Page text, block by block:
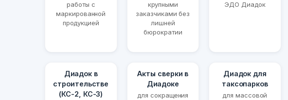
работы с
маркированной
продукцией
крупными
заказчиками без
лишней
бюрократии
ЭДО Диадок
Диадок в
строительстве
(КС-2, КС-3)
Акты сверки в
Диадоке
для сокращения
Диадок для
таксопарков
для массовой